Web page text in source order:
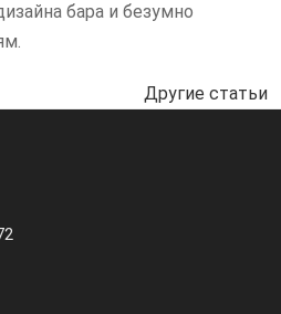
бара и безумно
Другие статьи